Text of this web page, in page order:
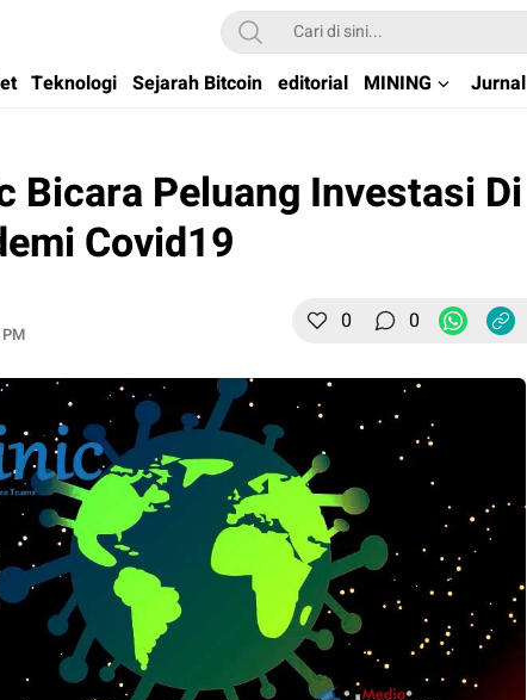
dan Blockchain di Indonesia
Teknologi Sejarah Bitcoin editorial MINING Jurnal
Bicara Peluang Investasi Di
Covid19
0 0